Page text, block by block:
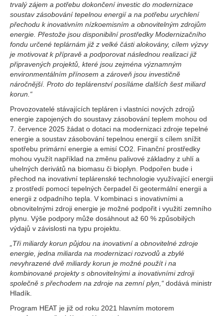
trvalý zájem a potřebu dokončení investic do modernizace
soustav zásobování tepelnou energií a na potřebu urychlení
přechodu k inovativním nízkoemisním a obnovitelným zdrojům
energie. Přestože jsou disponibilní prostředky Modernizačního
fondu určené teplárnám již z velké části alokovány, cílem výzvy
je motivovat k přípravě a podporovat následnou realizaci již
připravených projektů, které jsou zejména významným
environmentálním přínosem a zároveň jsou investičně
náročnější. Proto do teplárenství posíláme dalších šest miliard
korun.“
Provozovatelé stávajících tepláren i vlastníci nových zdrojů
energie zapojených do soustavy zásobování teplem mohou od
7. července 2025 žádat o dotaci na modernizaci zdroje tepelné
energie a soustav zásobování tepelnou energií s cílem snížit
spotřebu primární energie a emisí CO2. Finanční prostředky
mohou využít například na změnu palivové základny z uhlí a
uhelných derivátů na biomasu či bioplyn. Podpořen bude i
přechod na inovativní teplárenské technologie využívající energii
z prostředí pomocí tepelných čerpadel či geotermální energii a
energii z odpadního tepla. V kombinaci s inovativními a
obnovitelnými zdroji energie je možné podpořit i využití zemního
plynu. Výše podpory může dosáhnout až 60 % způsobilých
výdajů v závislosti na typu projektu.
„Tři miliardy korun půjdou na inovativní a obnovitelné zdroje
energie, jedna miliarda na modernizaci rozvodů a zbylé
nevyhrazené dvě miliardy korun je možné použít i na
kombinované projekty s obnovitelnými a inovativními zdroji
společně s přechodem na zdroje na zemní plyn,“ dodává ministr
Hladík.
Program HEAT je již od roku 2021 hlavním motorem